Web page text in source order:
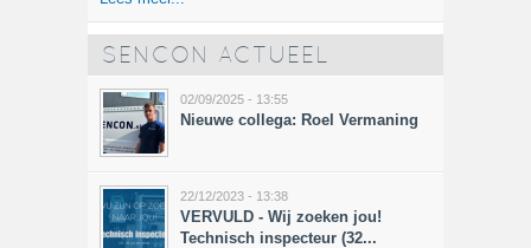
SENCON ACTUEEL
02/09/2025 - 13:55
Nieuwe collega: Roel Vermaning
22/12/2023 - 13:38
VERVULD - Wij zoeken jou!
Technisch inspecteur (32...